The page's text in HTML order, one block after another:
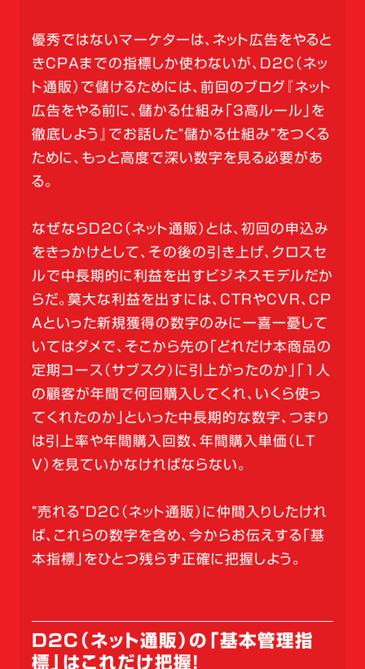
優秀ではないマーケターは、ネット広告をやると
きCPAまでの指標しか使わないが、D2C（ネッ
ト通販）で儲けるためには、前回のブログ『ネット
広告をやる前に、儲かる仕組み「3高ルール」を
徹底しよう』でお話した“儲かる仕組み”をつくる
ために、もっと高度で深い数字を見る必要があ
る。
なぜならD2C（ネット通販）とは、初回の申込み
をきっかけとして、その後の引き上げ、クロスセ
ルで中長期的に利益を出すビジネスモデルだか
らだ。莫大な利益を出すには、CTRやCVR、CP
Aといった新規獲得の数字のみに一喜一憂して
いてはダメで、そこから先の「どれだけ本商品の
定期コース（サブスク）に引上がったのか」「1人
の顧客が年間で何回購入してくれ、いくら使っ
てくれたのか」といった中長期的な数字、つまり
は引上率や年間購入回数、年間購入単価（LT
V）を見ていかなければならない。
“売れる”D2C（ネット通販）に仲間入りしたけれ
ば、これらの数字を含め、今からお伝えする「基
本指標」をひとつ残らず正確に把握しよう。
D2C（ネット通販）の「基本管理指
標」はこれだけ把握！